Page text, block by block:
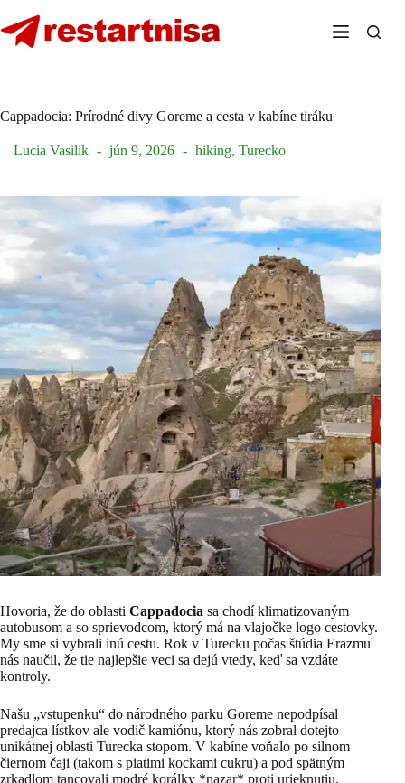
to
content
Cappadocia: Prírodné divy Goreme a cesta v kabíne tiráku
Lucia Vasilik jún 9, 2026 hiking, Turecko
Hovoria, že do oblasti Cappadocia sa chodí klimatizovaným
autobusom a so sprievodcom, ktorý má na vlajočke logo cestovky.
My sme si vybrali inú cestu. Rok v Turecku počas štúdia Erazmu
nás naučil, že tie najlepšie veci sa dejú vtedy, keď sa vzdáte
kontroly.
Našu „vstupenku“ do národného parku Goreme nepodpísal
predajca lístkov ale vodič kamiónu, ktorý nás zobral dotejto
unikátnej oblasti Turecka stopom. V kabíne voňalo po silnom
čiernom čaji (takom s piatimi kockami cukru) a pod spätným
zrkadlom tancovali modré korálky *nazar* proti urieknutiu.